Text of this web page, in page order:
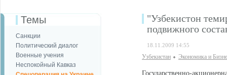
Темы
Санкции
Политический диалог
Военные учения
Неспокойный Кавказ
"Узбекистон
подвижного
18.11.2009 14:55
Узбекистан Экономика и
Государственно-